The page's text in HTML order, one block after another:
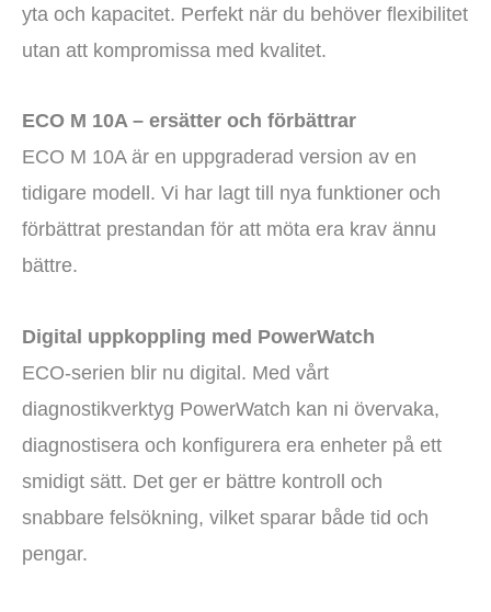
yta och kapacitet. Perfekt när du behöver flexibilitet
utan att kompromissa med kvalitet.
ECO M 10A – ersätter och förbättrar
ECO M 10A är en uppgraderad version av en
tidigare modell. Vi har lagt till nya funktioner och
förbättrat prestandan för att möta era krav ännu
bättre.
Digital uppkoppling med PowerWatch
ECO-serien blir nu digital. Med vårt
diagnostikverktyg PowerWatch kan ni övervaka,
diagnostisera och konfigurera era enheter på ett
smidigt sätt. Det ger er bättre kontroll och
snabbare felsökning, vilket sparar både tid och
pengar.